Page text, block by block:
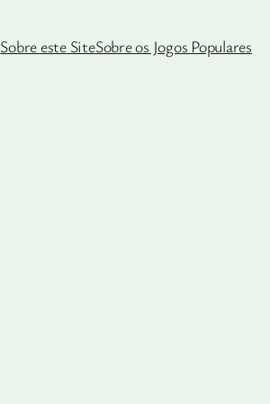
Sobre este SiteSobre os Jogos Populares